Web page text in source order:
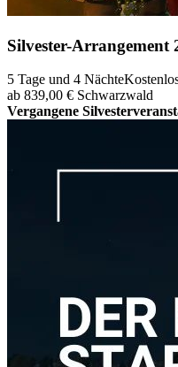
Silvester-Arrangement
5 Tage und 4 Nächte
ab 839,00 € Schwarzwald
Vergangene